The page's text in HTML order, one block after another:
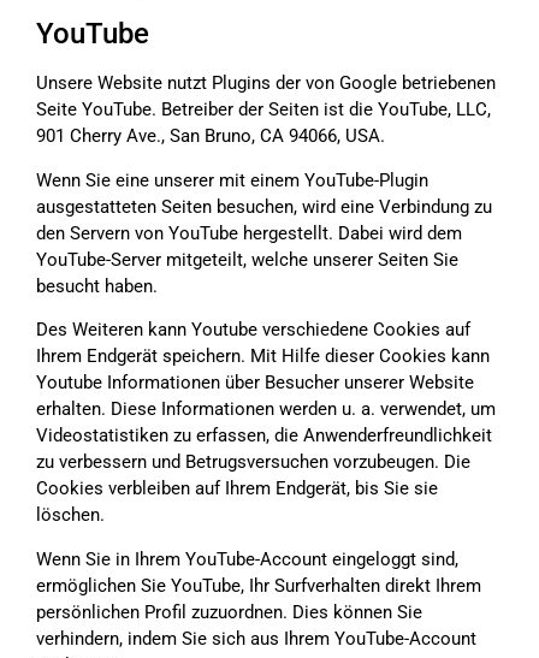
YouTube
Unsere Website nutzt Plugins der von Google betriebenen
Seite YouTube. Betreiber der Seiten ist die YouTube, LLC,
901 Cherry Ave., San Bruno, CA 94066, USA.
Wenn Sie eine unserer mit einem YouTube-Plugin
ausgestatteten Seiten besuchen, wird eine Verbindung zu
den Servern von YouTube hergestellt. Dabei wird dem
YouTube-Server mitgeteilt, welche unserer Seiten Sie
besucht haben.
Des Weiteren kann Youtube verschiedene Cookies auf
Ihrem Endgerät speichern. Mit Hilfe dieser Cookies kann
Youtube Informationen über Besucher unserer Website
erhalten. Diese Informationen werden u. a. verwendet, um
Videostatistiken zu erfassen, die Anwenderfreundlichkeit
zu verbessern und Betrugsversuchen vorzubeugen. Die
Cookies verbleiben auf Ihrem Endgerät, bis Sie sie
löschen.
Wenn Sie in Ihrem YouTube-Account eingeloggt sind,
ermöglichen Sie YouTube, Ihr Surfverhalten direkt Ihrem
persönlichen Profil zuzuordnen. Dies können Sie
verhindern, indem Sie sich aus Ihrem YouTube-Account